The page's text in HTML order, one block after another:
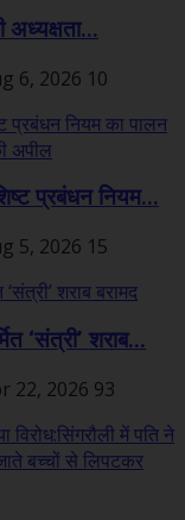
अध्यक्षता...
6, 2026 10
प्रबंधन नियम...
5, 2026 15
‘संत्री’ शराब...
22, 2026 93